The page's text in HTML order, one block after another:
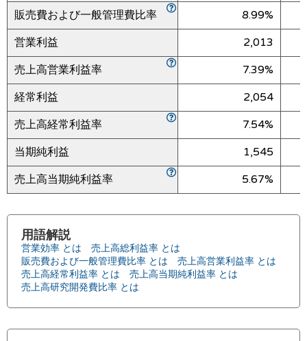
販売費および一般管理費比率
8.99%
営業利益
2,013
売上高営業利益率
7.39%
経常利益
2,054
売上高経常利益率
7.54%
当期純利益
1,545
売上高当期純利益率
5.67%
用語解説
営業効率 とは
売上高総利益率 とは
販売費および一般管理費比率 とは
売上高営業利益率 とは
売上高経常利益率 とは
売上高当期純利益率 とは
売上高研究開発費比率 とは